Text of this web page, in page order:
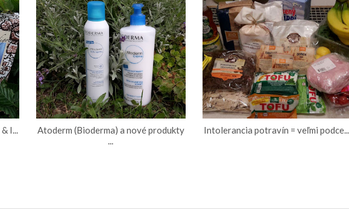
I...
Atoderm (Bioderma) a nové produkty
...
Intolerancia potravín = veľmi